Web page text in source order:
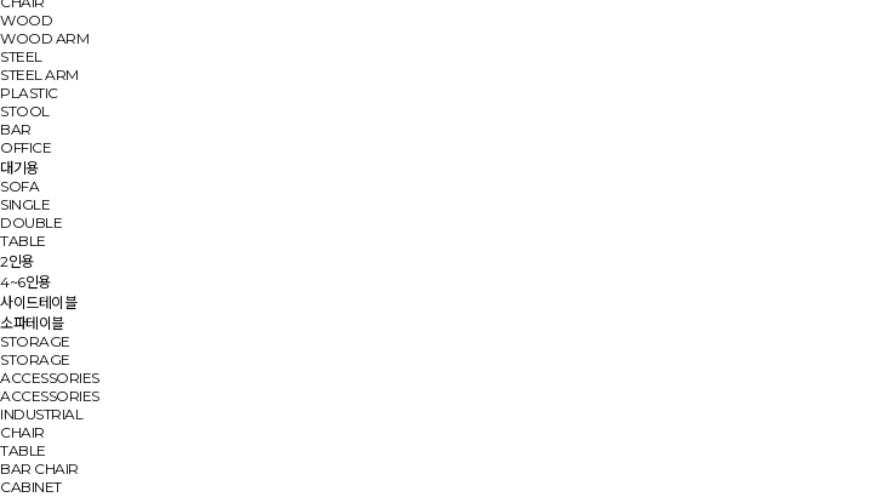
WOOD
WOOD ARM
STEEL
STEEL ARM
PLASTIC
STOOL
BAR
OFFICE
대기용
SOFA
SINGLE
DOUBLE
TABLE
2인용
4~6인용
사이드테이블
소파테이블
STORAGE
STORAGE
ACCESSORIES
ACCESSORIES
INDUSTRIAL
CHAIR
TABLE
BAR CHAIR
CABINET